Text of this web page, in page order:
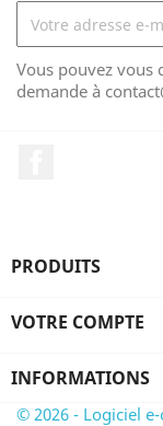
Vous pouvez vous
demande à
PRODUITS
VOTRE COMPTE
INFORMATIONS
© 2026 - Logiciel